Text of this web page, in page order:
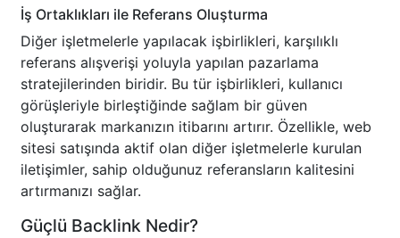
İş Ortaklıkları ile Referans Oluşturma
Diğer işletmelerle yapılacak işbirlikleri, karşılıklı
referans alışverişi yoluyla yapılan pazarlama
stratejilerinden biridir. Bu tür işbirlikleri, kullanıcı
görüşleriyle birleştiğinde sağlam bir güven
oluşturarak markanızın itibarını artırır. Özellikle, web
sitesi satışında aktif olan diğer işletmelerle kurulan
iletişimler, sahip olduğunuz referansların kalitesini
artırmanızı sağlar.
Güçlü Backlink Nedir?